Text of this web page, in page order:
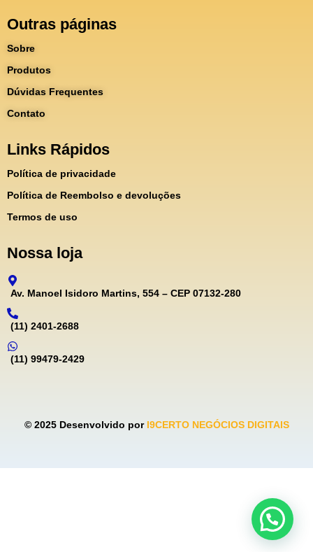
Outras páginas
Sobre
Produtos
Dúvidas Frequentes
Contato
Links Rápidos
Política de privacidade
Política de Reembolso e devoluções
Termos de uso
Nossa loja
Av. Manoel Isidoro Martins, 554 – CEP 07132-280
(11) 2401-2688
(11) 99479-2429
© 2025 Desenvolvido por I9CERTO NEGÓCIOS DIGITAIS